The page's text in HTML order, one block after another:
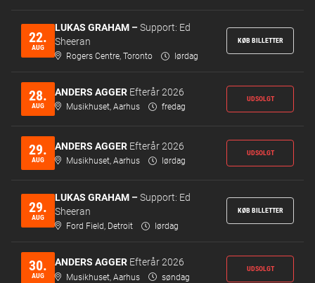
22.
AUG
LUKAS GRAHAM – Support: Ed
Sheeran
Rogers Centre, Toronto lørdag
KØB BILLETTER
28.
AUG
ANDERS AGGER Efterår 2026
Musikhuset, Aarhus fredag
UDSOLGT
29.
AUG
ANDERS AGGER Efterår 2026
Musikhuset, Aarhus lørdag
UDSOLGT
29.
AUG
LUKAS GRAHAM – Support: Ed
Sheeran
Ford Field, Detroit lørdag
KØB BILLETTER
30.
AUG
ANDERS AGGER Efterår 2026
Musikhuset, Aarhus søndag
UDSOLGT